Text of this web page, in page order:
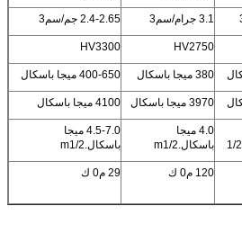
3.1 جرام/سم3 2.4-2.65 جم/سم3
HV2750
HV3300
380 ميجا باسكال 400-650 ميجا باسكال
3970 ميجا باسكال 4100 ميجا باسكال
4.0 ميجا
باسكال.m1/2
4.5-7.0 ميجا
باسكال.m1/2
120 م0 ك 29 م0 ك